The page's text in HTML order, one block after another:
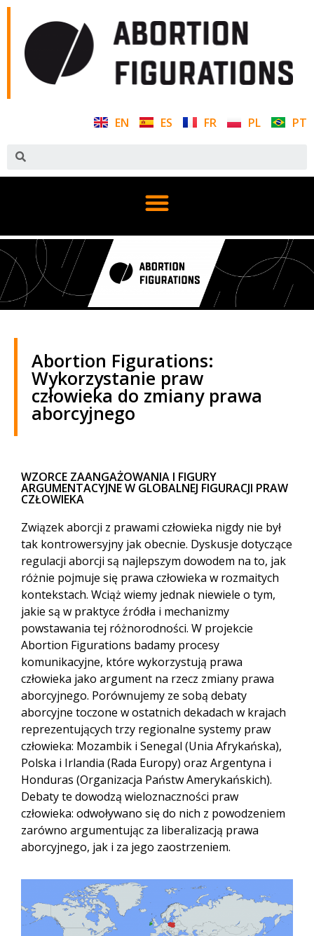
EN ES FR PL PT
Abortion Figurations:
Wykorzystanie praw
człowieka do zmiany prawa
aborcyjnego
WZORCE ZAANGAŻOWANIA I FIGURY
ARGUMENTACYJNE W GLOBALNEJ FIGURACJI PRAW
CZŁOWIEKA
Związek aborcji z prawami człowieka nigdy nie był
tak kontrowersyjny jak obecnie. Dyskusje dotyczące
regulacji aborcji są najlepszym dowodem na to, jak
różnie pojmuje się prawa człowieka w rozmaitych
kontekstach. Wciąż wiemy jednak niewiele o tym,
jakie są w praktyce źródła i mechanizmy
powstawania tej różnorodności. W projekcie
Abortion Figurations badamy procesy
komunikacyjne, które wykorzystują prawa
człowieka jako argument na rzecz zmiany prawa
aborcyjnego. Porównujemy ze sobą debaty
aborcyjne toczone w ostatnich dekadach w krajach
reprezentujących trzy regionalne systemy praw
człowieka: Mozambik i Senegal (Unia Afrykańska),
Polska i Irlandia (Rada Europy) oraz Argentyna i
Honduras (Organizacja Państw Amerykańskich).
Debaty te dowodzą wieloznaczności praw
człowieka: odwoływano się do nich z powodzeniem
zarówno argumentując za liberalizacją prawa
aborcyjnego, jak i za jego zaostrzeniem.